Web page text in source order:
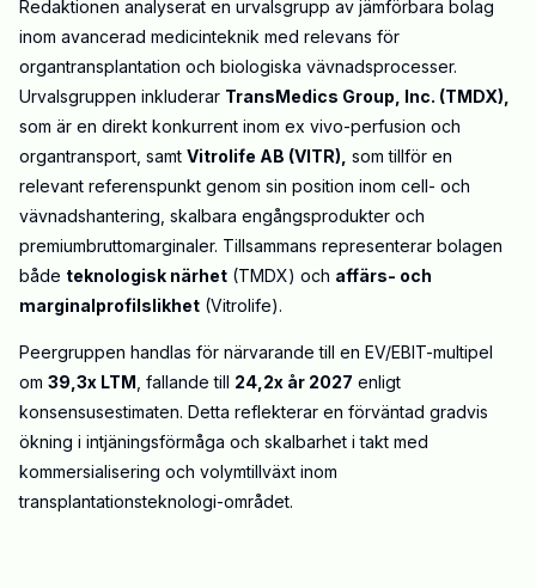
Redaktionen analyserat en urvalsgrupp av jämförbara bolag
inom avancerad medicinteknik med relevans för
organtransplantation och biologiska vävnadsprocesser.
Urvalsgruppen inkluderar TransMedics Group, Inc. (TMDX)
som är en direkt konkurrent inom ex vivo-perfusion och
organtransport, samt Vitrolife AB (VITR) som tillför en
relevant referenspunkt genom sin position inom cell- och
vävnadshantering, skalbara engångsprodukter och
premiumbruttomarginaler. Tillsammans representerar bolagen
både teknologisk närhet (TMDX) och affärs- och
marginalprofilslikhet (Vitrolife).
Peergruppen handlas för närvarande till en EV/EBIT-multipel
om 39,3x LTM , fallande till 24,2x år 2027 enligt
konsensusestimaten. Detta reflekterar en förväntad gradvis
ökning i intjäningsförmåga och skalbarhet i takt med
kommersialisering och volymtillväxt inom
transplantationsteknologi-området.